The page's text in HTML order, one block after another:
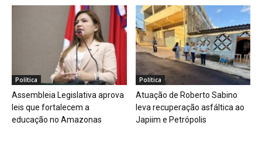
Política
Assembleia Legislativa aprova
leis que fortalecem a
educação no Amazonas
Política
Atuação de Roberto Sabino
leva recuperação asfáltica ao
Japiim e Petrópolis